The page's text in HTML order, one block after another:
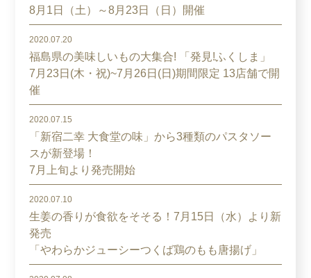
8月1日（土）～8月23日（日）開催
2020.07.20
福島県の美味しいもの大集合! 「発見!ふくしま」
7月23日(木・祝)~7月26日(日)期間限定 13店舗で開
催
2020.07.15
「新宿二幸 大食堂の味」から3種類のパスタソー
スが新登場！
7月上旬より発売開始
2020.07.10
生姜の香りが食欲をそそる！7月15日（水）より新
発売
「やわらかジューシーつくば鶏のもも唐揚げ」